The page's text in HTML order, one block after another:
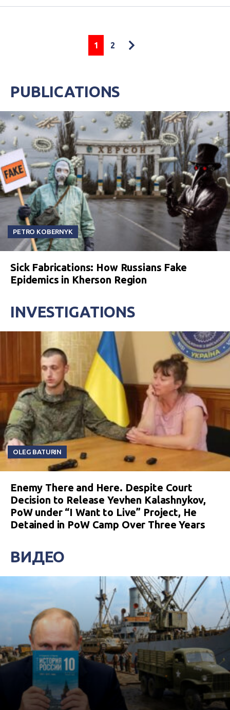
1 2
PUBLICATIONS
PETRO KOBERNYK
Sick Fabrications: How Russians Fake
Epidemics in Kherson Region
INVESTIGATIONS
OLEG BATURIN
Enemy There and Here. Despite Court
Decision to Release Yevhen Kalashnykov,
PoW under “I Want to Live” Project, He
Detained in PoW Camp Over Three Years
ВИДЕО